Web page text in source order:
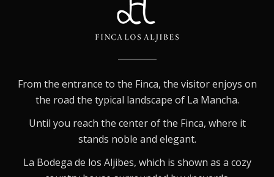
From the entrance to the Finca, the visitor enjoys on
the road the typical landscape of La Mancha.
Until you reach the center of the Finca, where it
stands noble and elegant.
La Bodega de los Aljibes, which is shown as a cozy